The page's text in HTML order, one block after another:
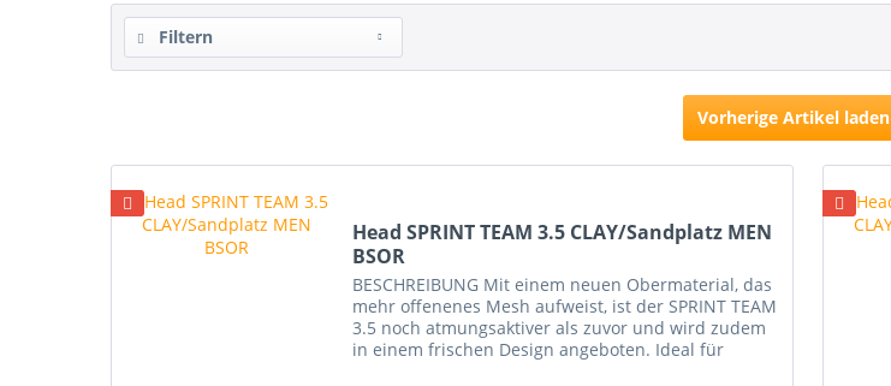
Filtern
Vorherige Artikel laden
Head SPRINT TEAM 3.5 CLAY/Sandplatz MEN
BSOR
BESCHREIBUNG Mit einem neuen Obermaterial, das
mehr offenenes Mesh aufweist, ist der SPRINT TEAM
3.5 noch atmungsaktiver als zuvor und wird zudem
in einem frischen Design angeboten. Ideal für